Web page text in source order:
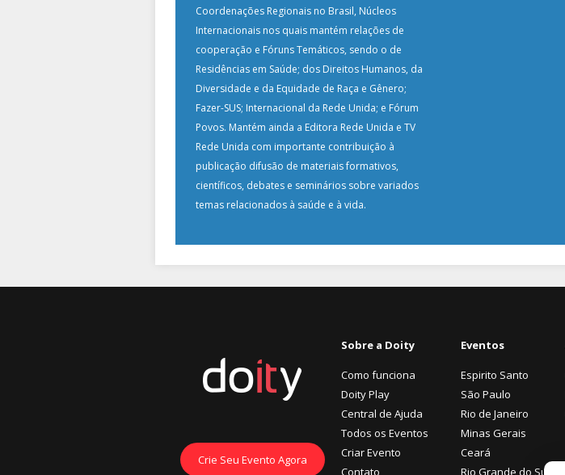
Coordenações Regionais no Brasil, Núcleos
Internacionais nos quais mantém relações de
cooperação e Fóruns Temáticos, sendo o de
Residências em Saúde; dos Direitos Humanos, da
Diversidade e da Equidade de Raça e Gênero;
Fazer-SUS; Internacional da Rede Unida; e Fórum
Povos. Mantém ainda a Editora Rede Unida e TV
Rede Unida com importante contribuição à
publicação difusão de materiais formativos,
científicos, debates e seminários sobre variados
temas relacionados à saúde e à vida.
Crie Seu Evento Agora
Sobre a Doity
Como funciona
Doity Play
Central de Ajuda
Todos os Eventos
Criar Evento
Contato
Eventos
Espirito Santo
São Paulo
Rio de Janeiro
Minas Gerais
Ceará
Rio Grande do Sul